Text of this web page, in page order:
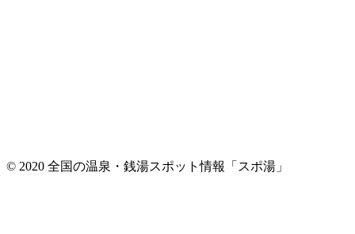
© 2020 全国の温泉・銭湯スポット情報「スポ湯」